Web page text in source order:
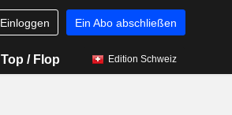
Einloggen Ein Abo abschließen
Top / Flop Edition Schweiz